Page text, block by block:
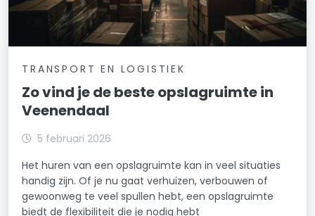
TRANSPORT EN LOGISTIEK
Zo vind je de beste opslagruimte in
Veenendaal
5 februari 2026
Het huren van een opslagruimte kan in veel situaties
handig zijn. Of je nu gaat verhuizen, verbouwen of
gewoonweg te veel spullen hebt, een opslagruimte
biedt de flexibiliteit die je nodig hebt